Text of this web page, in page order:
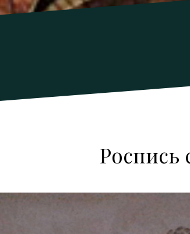
Роспись